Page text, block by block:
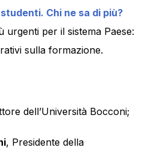
Chi ne sa di più?
per il sistema Paese:
sulla formazione.
dell’Università Bocconi;
, Presidente della